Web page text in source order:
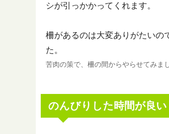
シが引っかかってくれます。
柵があるのは大変ありがたいの
た。
苦肉の策で、柵の間からやらせてみま
のんびりした時間が良い